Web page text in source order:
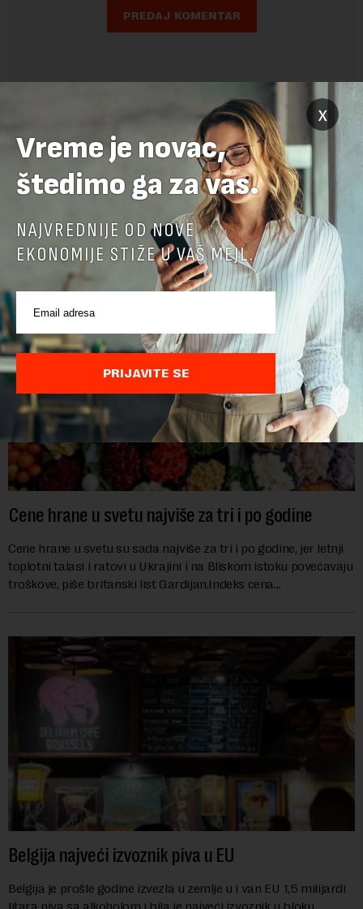
POVEZANI SADRŽAJI
Cene hrane u svetu najviše za tri i po godine
Cene hrane u svetu su sada najviše za tri i po godine, jer letnji
toplotni talasi i ratovi u Ukrajini i na Bliskom istoku povećavaju
troškove, piše britanski list Gardijan.Indeks cena
Belgija najveći izvoznik piva u EU
Belgija je prošle godine izvezla u zemlje u i van EU 1,5 milijardi
litara piva sa alkoholom i bila je najveći izvoznik u bloku,
x
Vreme je novac,
štedimo ga za vas.
NAJVREDNIJE OD NOVE
EKONOMIJE STIŽE U VAŠ MEJL.
PRIJAVITE SE